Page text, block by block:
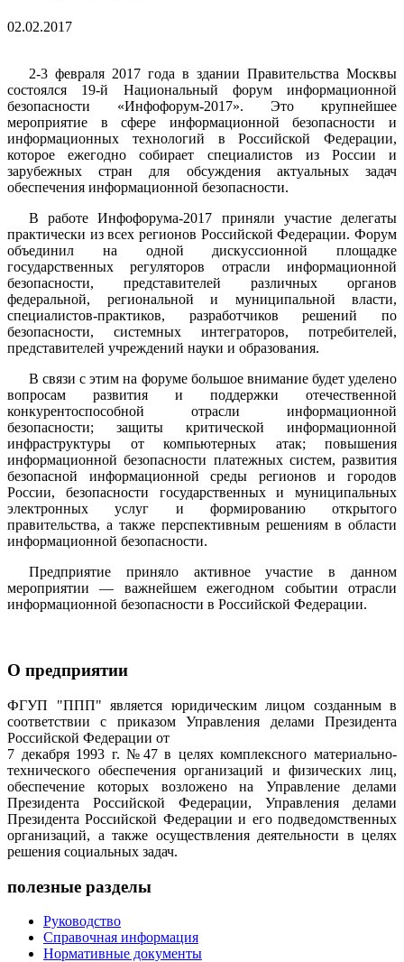
02.02.2017
2-3 февраля 2017 года в здании Правительства Москвы
состоялся 19-й Национальный форум информационной
безопасности «Инфофорум-2017». Это крупнейшее
мероприятие в сфере информационной безопасности и
информационных технологий в Российской Федерации,
которое ежегодно собирает специалистов из России и
зарубежных стран для обсуждения актуальных задач
обеспечения информационной безопасности.
В работе Инфофорума-2017 приняли участие делегаты
практически из всех регионов Российской Федерации. Форум
объединил на одной дискуссионной площадке
государственных регуляторов отрасли информационной
безопасности, представителей различных органов
федеральной, региональной и муниципальной власти,
специалистов-практиков, разработчиков решений по
безопасности, системных интеграторов, потребителей,
представителей учреждений науки и образования.
В связи с этим на форуме большое внимание будет уделено
вопросам развития и поддержки отечественной
конкурентоспособной отрасли информационной
безопасности; защиты критической информационной
инфраструктуры от компьютерных атак; повышения
информационной безопасности платежных систем, развития
безопасной информационной среды регионов и городов
России, безопасности государственных и муниципальных
электронных услуг и формированию открытого
правительства, а также перспективным решениям в области
информационной безопасности.
Предприятие приняло активное участие в данном
мероприятии — важнейшем ежегодном событии отрасли
информационной безопасности в Российской Федерации.
О предприятии
ФГУП "ППП" является юридическим лицом созданным в
соответствии с приказом Управления делами Президента
Российской Федерации от
7 декабря 1993 г. №47 в целях комплексного материально-
технического обеспечения организаций и физических лиц,
обеспечение которых возложено на Управление делами
Президента Российской Федерации, Управления делами
Президента Российской Федерации и его подведомственных
организаций, а также осуществления деятельности в целях
решения социальных задач.
полезные разделы
Руководство
Справочная информация
Нормативные документы